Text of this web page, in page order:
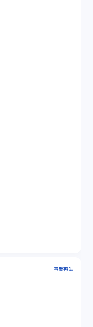
事業再生